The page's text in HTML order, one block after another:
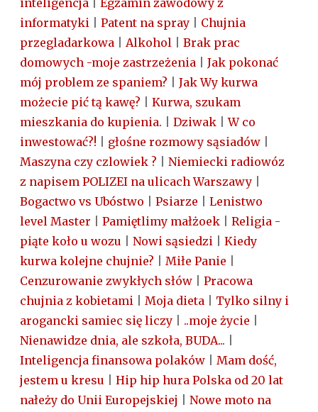
inteligencja
Egzamin zawodowy z
informatyki
Patent na spray
Chujnia
przegladarkowa
Alkohol
Brak prac
domowych -moje zastrzeżenia
Jak pokonać
mój problem ze spaniem?
Jak Wy kurwa
możecie pić tą kawę?
Kurwa, szukam
mieszkania do kupienia.
Dziwak |W co
inwestować?!
głośne rozmowy sąsiadów
Maszyna czy czlowiek ?
Niemiecki radiowóz
z napisem POLIZEI na ulicach Warszawy
Bogactwo vs Ubóstwo
Psiarze
Lenistwo
level Master
Pamiętlimy małżoek
Religia -
piąte koło u wozu
Nowi sąsiedzi
Kiedy
kurwa kolejne chujnie?
Miłe Panie
Cenzurowanie zwykłych słów
Pracowa
chujnia z kobietami
Moja dieta
Tylko silny i
arogancki samiec się liczy
..moje życie
Nienawidze dnia, ale szkoła, BUDA...
Inteligencja finansowa polaków
Mam dość,
jestem u kresu
Hip hip hura Polska od 20 lat
nałeży do Unii Europejskiej
Nowe moto na